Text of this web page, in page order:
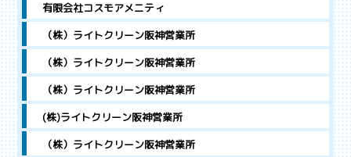
有限会社コスモアメニティ
（株）ライトクリーン阪神営業所
（株）ライトクリーン阪神営業所
（株）ライトクリーン阪神営業所
(株)ライトクリーン阪神営業所
（株）ライトクリーン阪神営業所